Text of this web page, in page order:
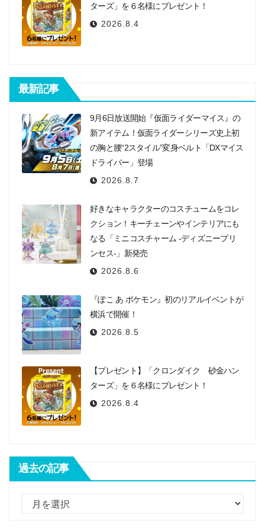
ターズ」を６名様にプレゼント！
2026.8.4
最新記事
9月6日放送開始『仮面ライダーマイス』の
新アイテム！仮面ライダーシリーズ史上初
の胸と腰“2スタイル”変身ベルト「DXマイス
ドライバー」登場
2026.8.7
好きなキャラクターのコスチュームをコレ
クション！キーチェーンやインテリアにも
なる「ミニコスチャーム -ディズニープリ
ンセス-」新発売
2026.8.6
『ぽこ あ ポケモン』初のリアルイベントが
横浜で開催！
2026.8.5
【プレゼント】「クロンダイク 砂金ハン
ターズ」を６名様にプレゼント！
2026.8.4
過去の記事